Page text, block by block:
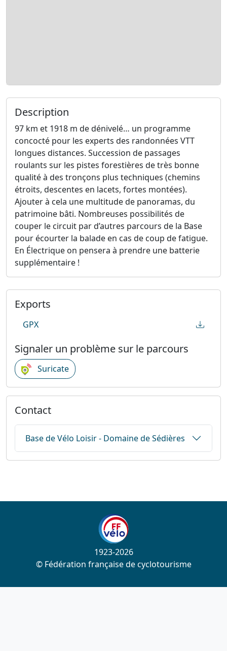
Description
97 km et 1918 m de dénivelé… un programme
concocté pour les experts des randonnées VTT
longues distances. Succession de passages
roulants sur les pistes forestières de très bonne
qualité à des tronçons plus techniques (chemins
étroits, descentes en lacets, fortes montées).
Ajouter à cela une multitude de panoramas, du
patrimoine bâti. Nombreuses possibilités de
couper le circuit par d’autres parcours de la Base
pour écourter la balade en cas de coup de fatigue.
En Électrique on pensera à prendre une batterie
supplémentaire !
Exports
GPX
Signaler un problème sur le parcours
Suricate
Contact
Base de Vélo Loisir - Domaine de Sédières
1923-2026
© Fédération française de cyclotourisme